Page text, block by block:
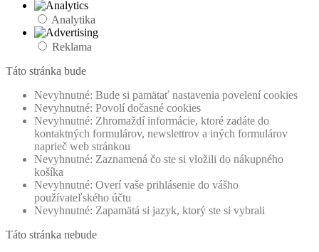
Analytika
Reklama
Táto stránka bude
Nevyhnutné: Bude si pamätať nastavenia povelení cookies
Nevyhnutné: Povolí dočasné cookies
Nevyhnutné: Zhromaždí informácie, ktoré zadáte do
kontaktných formulárov, newslettrov a iných formulárov
naprieč web stránkou
Nevyhnutné: Zaznamená čo ste si vložili do nákupného
košíka
Nevyhnutné: Overí vaše prihlásenie do vášho
používateľského účtu
Nevyhnutné: Zapamätá si jazyk, ktorý ste si vybrali
Táto stránka nebude